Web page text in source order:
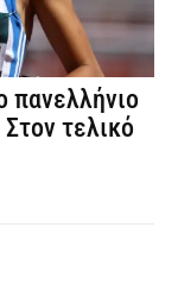
τελικό